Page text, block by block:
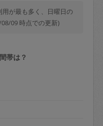
額
る場合、毎週定
は月1回までキャ
が最も多く、日曜日の
09 時点での更新)
帯は？